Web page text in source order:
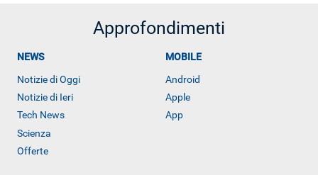
Approfondimenti
NEWS
Notizie di Oggi
Notizie di Ieri
Tech News
Scienza
Offerte
MOBILE
Android
Apple
App